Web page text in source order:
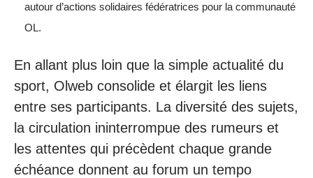
autour d’actions solidaires fédératrices pour la communauté
OL.
En allant plus loin que la simple actualité du
sport, Olweb consolide et élargit les liens
entre ses participants. La diversité des sujets,
la circulation ininterrompue des rumeurs et
les attentes qui précèdent chaque grande
échéance donnent au forum un tempo